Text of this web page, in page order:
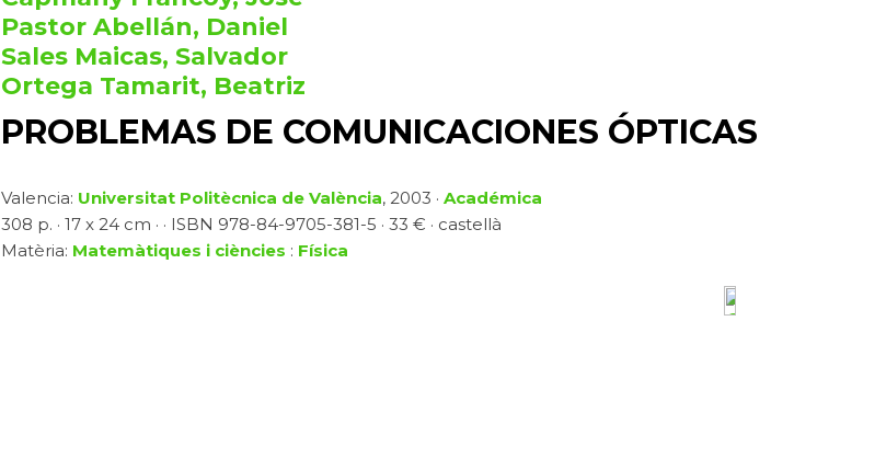
Pastor Abellán, Daniel
Sales Maicas, Salvador
Ortega Tamarit, Beatriz
PROBLEMAS DE COMUNICACIONES ÓPTICAS
Valencia: Universitat Politècnica de València, 2003 · Académica
308 p. · 17 x 24 cm · · ISBN 978-84-9705-381-5 · 33 € · castellà
Matèria: Matemàtiques i ciències : Física